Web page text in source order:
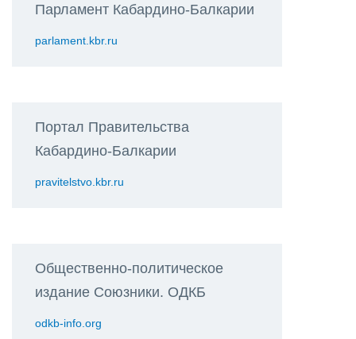
Парламент Кабардино-Балкарии
parlament.kbr.ru
Портал Правительства
Кабардино-Балкарии
pravitelstvo.kbr.ru
Общественно-политическое
издание Союзники. ОДКБ
odkb-info.org